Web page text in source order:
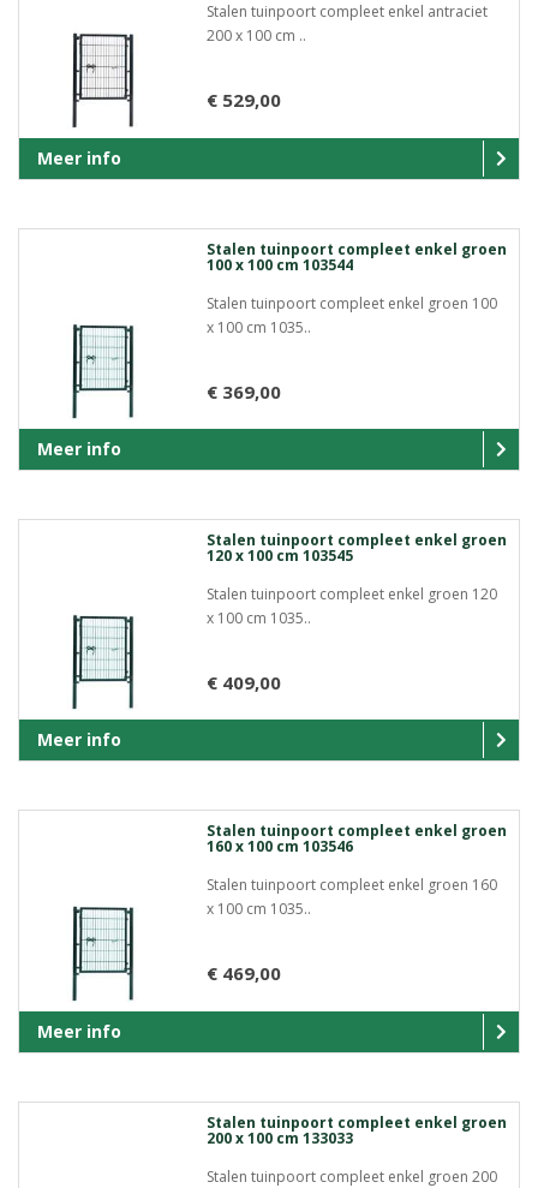
Stalen tuinpoort compleet enkel antraciet
200 x 100 cm ..
€ 529,00
Meer info
Stalen tuinpoort compleet enkel groen
100 x 100 cm 103544
Stalen tuinpoort compleet enkel groen 100
x 100 cm 1035..
€ 369,00
Meer info
Stalen tuinpoort compleet enkel groen
120 x 100 cm 103545
Stalen tuinpoort compleet enkel groen 120
x 100 cm 1035..
€ 409,00
Meer info
Stalen tuinpoort compleet enkel groen
160 x 100 cm 103546
Stalen tuinpoort compleet enkel groen 160
x 100 cm 1035..
€ 469,00
Meer info
Stalen tuinpoort compleet enkel groen
200 x 100 cm 133033
Stalen tuinpoort compleet enkel groen 200